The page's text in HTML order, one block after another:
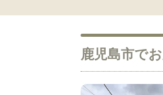
鹿児島市で